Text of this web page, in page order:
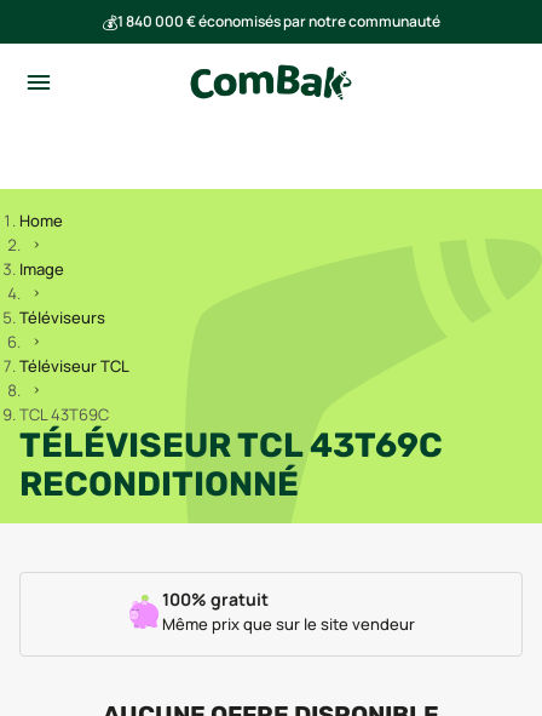
💰1 840 000 € économisés par notre communauté
Home
Image
Téléviseurs
Téléviseur TCL
TCL 43T69C
TÉLÉVISEUR TCL 43T69C
RECONDITIONNÉ
100% gratuit
Même prix que sur le site vendeur